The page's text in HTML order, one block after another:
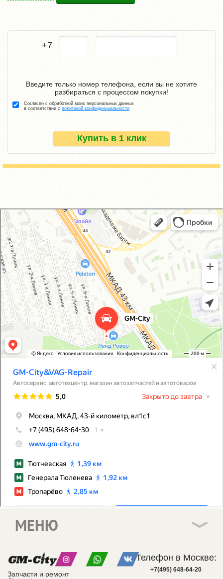
+7
Купить в 1 клик
Введите только номер телефона, если вы не хотите
разбираться с процессом покупки!
Согласен с обработкой моих персональных данных
в соответствии с политикой конфиденциальности
GM-City&VAG-Repair
Автосервис, автотехцентр в Москве
Магазин автозапчастей и автотоваров в Москве
Запчасти и ремонт
МЕНЮ
Телефон в Москве:
+7(495) 648-64-20